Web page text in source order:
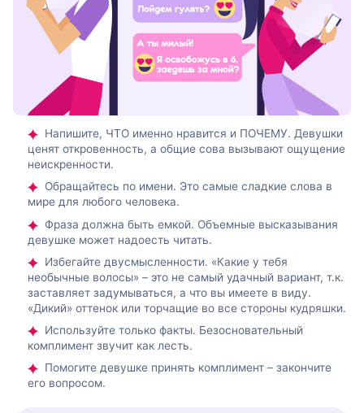
Напишите, ЧТО именно нравится и ПОЧЕМУ. Девушки
ценят откровенность, а общие сова вызывают ощущение
неискренности.
Обращайтесь по имени. Это самые сладкие слова в
мире для любого человека.
Фраза должна быть емкой. Объемные высказывания
девушке может надоесть читать.
Избегайте двусмысленности. «Какие у тебя
необычные волосы» – это не самый удачный вариант, т.к.
заставляет задумываться, а что вы имеете в виду.
«Дикий» оттенок или торчащие во все стороны кудряшки.
Используйте только факты. Безосновательный
комплимент звучит как лесть.
Помогите девушке принять комплимент – закончите
его вопросом.